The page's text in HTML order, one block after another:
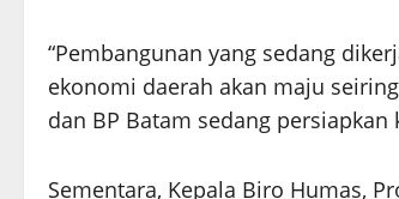
“Pembangunan yang sedang
ekonomi daerah akan maju
dan BP Batam sedang
Sementara, Kepala Biro Humas,